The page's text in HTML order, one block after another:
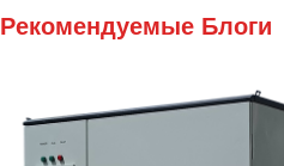
Рекомендуемые Блоги